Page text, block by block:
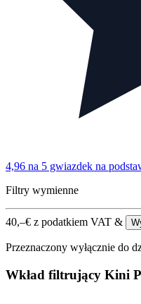
4,96 na 5 gwiazdek na
Filtry wymienne
40,–€ z podatkiem VAT &
Przeznaczony wyłącznie do
Wkład filtrujący Kini